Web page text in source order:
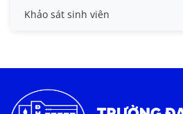
HB Lê Văn Kiểm và gia đình
Khảo sát sinh viên